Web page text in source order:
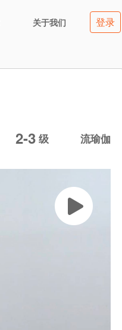
关于我们 登录
2-3 级 流瑜伽